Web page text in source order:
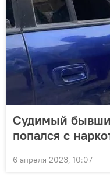
Судимый
попался с
6 апреля 2023, 10:07